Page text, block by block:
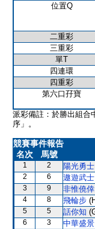
位置Q
二重彩
三重彩
單T
四連環
四重彩
第六口孖寶
派彩備註：於勝出組合
序」。
競賽事件報告
名次
馬號
1 2 陽光勇士
2 6 遨遊武士
3 9 非惟僥倖
4 8 飛輪步
5 5 話你知
6 3 中華盛景